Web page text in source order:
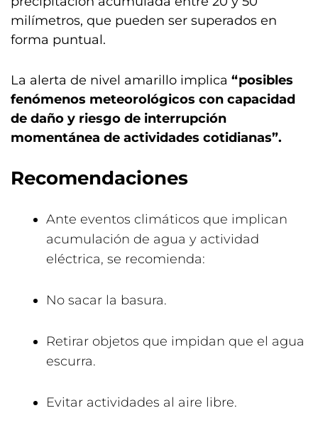
milímetros, que pueden ser superados en
forma puntual.
La alerta de nivel amarillo implica “posibles
fenómenos meteorológicos con capacidad
de daño y riesgo de interrupción
momentánea de actividades cotidianas”.
Recomendaciones
Ante eventos climáticos que implican
acumulación de agua y actividad
eléctrica, se recomienda:
No sacar la basura.
Retirar objetos que impidan que el agua
escurra.
Evitar actividades al aire libre.